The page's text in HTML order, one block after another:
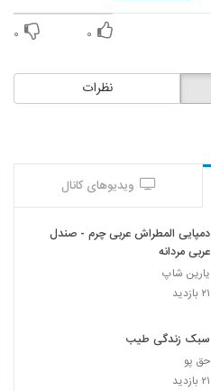
۰ ۰
نظرات
ویدیوهای کانال
دمپایی المطراش عربی چرم - صندل
عربی مردانه
یارین شاپ
۲۱ بازدید
سبک زندگی طیب
حق پو
۲۱ بازدید